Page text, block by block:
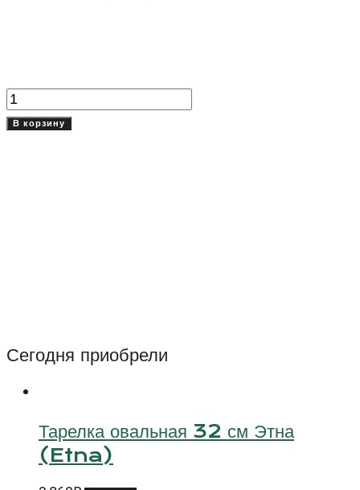
Количество
товара
В корзину
Сегодня приобрели
Тарелка овальная 32 см Этна
(Etna)